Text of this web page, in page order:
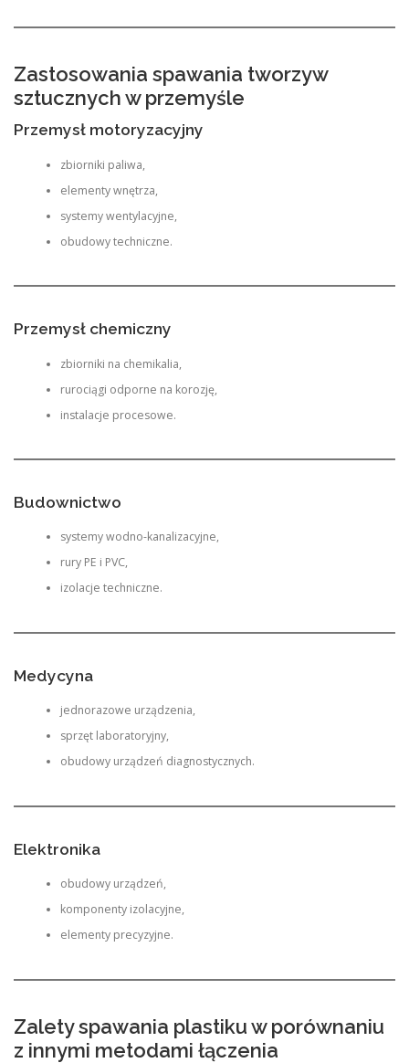
Zastosowania spawania tworzyw
sztucznych w przemyśle
Przemysł motoryzacyjny
zbiorniki paliwa,
elementy wnętrza,
systemy wentylacyjne,
obudowy techniczne.
Przemysł chemiczny
zbiorniki na chemikalia,
rurociągi odporne na korozję,
instalacje procesowe.
Budownictwo
systemy wodno-kanalizacyjne,
rury PE i PVC,
izolacje techniczne.
Medycyna
jednorazowe urządzenia,
sprzęt laboratoryjny,
obudowy urządzeń diagnostycznych.
Elektronika
obudowy urządzeń,
komponenty izolacyjne,
elementy precyzyjne.
Zalety spawania plastiku w porównaniu
z innymi metodami łączenia